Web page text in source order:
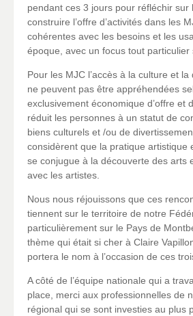
pendant ces 3 jours pour réfléchir sur
construire l’offre d’activités dans les
cohérentes avec les besoins et les
époque, avec un focus tout particulier
Pour les MJC l’accès à la culture et
ne peuvent pas être appréhendées
exclusivement économique d’offre et
réduit les personnes à un statut de
biens culturels et /ou de
considèrent que la pratique artistique
se conjugue à la découverte des arts
avec les artistes.
Nous nous réjouissons que ces
tiennent sur le territoire de notre
particulièrement sur le Pays de
thème qui était si cher à Claire
portera le nom à l’occasion de ces
A côté de l’équipe nationale qui a
place, merci aux professionnelles de
régional qui se sont investies au plus